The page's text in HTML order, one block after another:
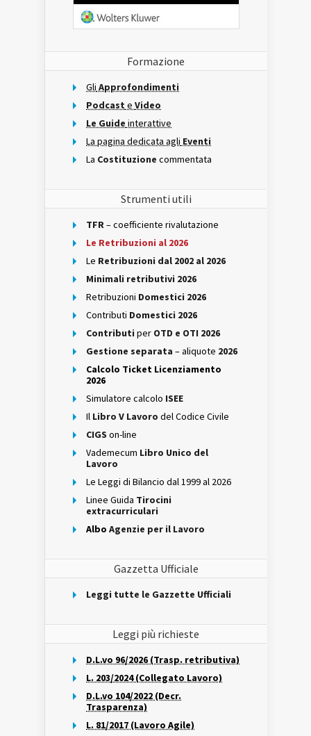
Formazione
Gli Approfondimenti
Podcast e Video
Le Guide interattive
La pagina dedicata agli Eventi
La Costituzione commentata
Strumenti utili
TFR– coefficiente rivalutazione
Le Retribuzioni al 2026
Le Retribuzioni dal 2002 al 2026
Minimali retributivi 2026
Retribuzioni Domestici 2026
Contributi Domestici 2026
Contributi per OTD e OTI 2026
Gestione separata – aliquote 2026
Calcolo Ticket Licenziamento
2026
Simulatore calcolo ISEE
Il Libro V Lavoro del Codice Civile
CIGS on-line
Vademecum Libro Unico del
Lavoro
Le Leggi di Bilancio dal 1999 al 2026
Linee Guida Tirocini
extracurriculari
Albo Agenzie per il Lavoro
Gazzetta Ufficiale
Leggi tutte le Gazzette Ufficiali
Leggi più richieste
D.L.vo 96/2026 (Trasp. retributiva)
L. 203/2024 (Collegato Lavoro)
D.L.vo 104/2022 (Decr.
Trasparenza)
L. 81/2017 (Lavoro Agile)